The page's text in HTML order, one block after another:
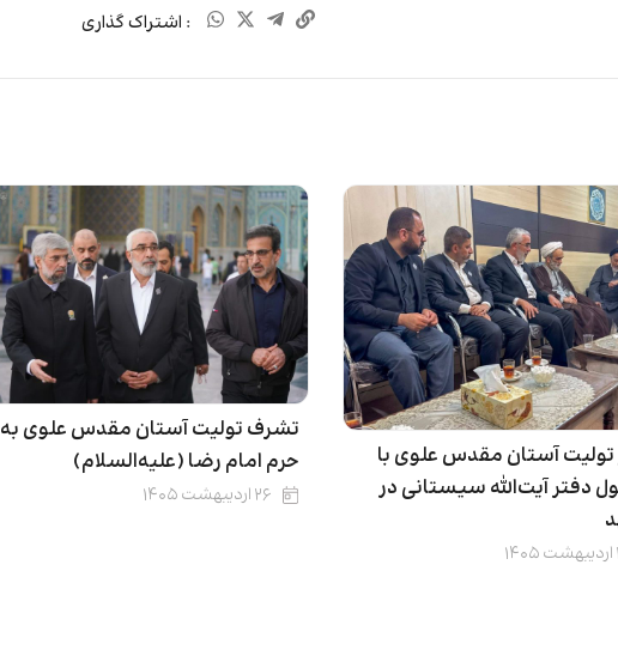
: اشتراک گذاری
تولیت آستان مقدس علوی با
دفتر آیت‌الله سیستانی در
تشرف تولیت آستان مقدس علوی به
حرم امام رضا (علیه‌السلام)
۲۶ اردیبهشت ۱۴۰۵